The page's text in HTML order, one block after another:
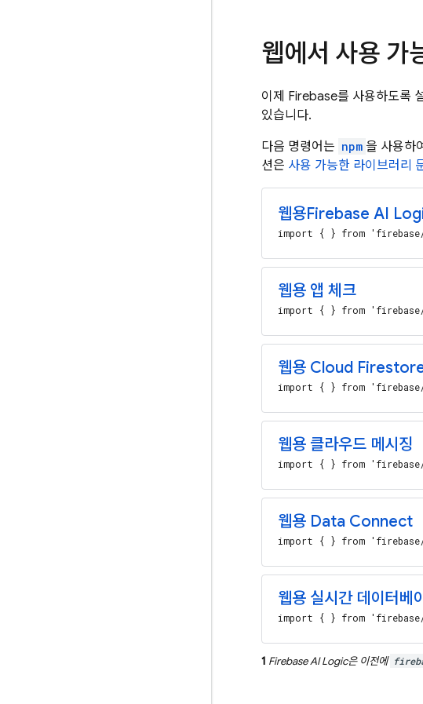
웹에서 사용 가
이제 Firebase를 사용하도록
있습니다.
다음 명령어는 npm 을 사용하
션은 사용 가능한 라이브러리
웹용Firebase AI
import { } from
웹용 앱 체크
import { } from 'firebase/
웹용 Cloud
import { } from
웹용 클라우드 메시징
import { } from 'firebase/
웹용 Data Connect
import { } from
웹용 실시간 데이터베
import { } from 'firebase/
1 Firebase AI Logic은 이전에